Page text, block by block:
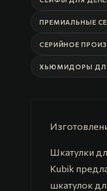
ПРЕМИАЛЬНЫЕ
СЕРИЙНОЕ
ХЬЮМИДОРЫ
Шкатулки
Kubik
шкатулок